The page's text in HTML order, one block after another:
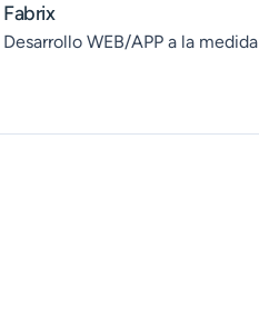
Fabrix
Desarrollo WEB/APP a la medida